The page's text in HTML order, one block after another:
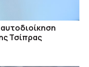
Τσίπρας